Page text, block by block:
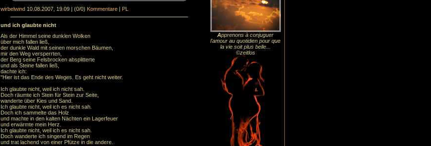
wirbelwind 10.08.2007, 19.09 (0/0) Kommentare PL
und ich glaubte nicht
Als der Himmel seine dunklen Wolken
über mich fallen ließ,
der dunkle Wald mit seinen morschen Bäumen,
mir den Weg versperrten,
der Berg seine Felsbrocken absplitterte
und als Steine fallen ließ,
dachte ich:
"Hier ist das Ende des Weges. Es geht nicht weiter.
Ich glaubte nicht, weil ich nicht sah.
Doch räumte ich Stein für Stein zur Seite,
wanderte über Kies und Sand.
Ich glaubte nicht, weil ich es nicht sah.
Doch ich sammelte das Holz
und machte in den kalten Nächten ein Lagerfeuer
und erwärmte mein Herz.
Ich glaubte nicht, weil ich es nicht sah.
Doch wanderte ich singend im Regen
und trat lachend von einer Pfütze in die andere.
Apprenons à conjuguer
l'amour au quotidien pour que
la vie soit plus belle...
©zeitlos